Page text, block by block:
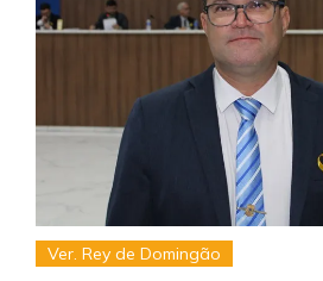
Ver. Rey de Domingão